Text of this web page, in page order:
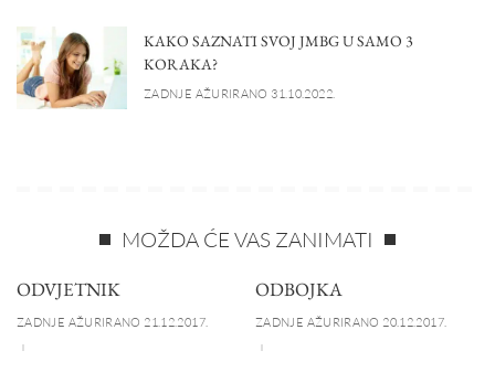
KAKO SAZNATI SVOJ JMBG U SAMO 3
KORAKA?
ZADNJE AŽURIRANO 31.10.2022.
MOŽDA ĆE VAS ZANIMATI
ODVJETNIK
ZADNJE AŽURIRANO 21.12.2017.
ODBOJKA
ZADNJE AŽURIRANO 20.12.2017.